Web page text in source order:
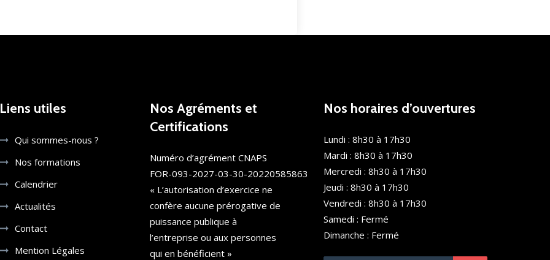
Liens utiles
Qui sommes-nous ?
Nos formations
Calendrier
Actualités
Contact
Mention Légales
Nos Agréments et
Certifications
Numéro d’agrément CNAPS
FOR-093-2027-03-30-20220585863
« L’autorisation d’exercice ne
confère aucune prérogative de
puissance publique à
l’entreprise ou aux personnes
qui en bénéficient »
Nos horaires d’ouvertures
Lundi : 8h30 à 17h30
Mardi : 8h30 à 17h30
Mercredi : 8h30 à 17h30
Jeudi : 8h30 à 17h30
Vendredi : 8h30 à 17h30
Samedi : Fermé
Dimanche : Fermé